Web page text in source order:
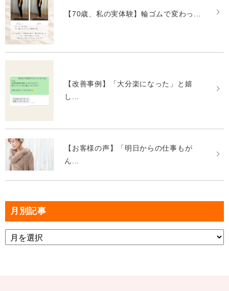
【70歳、私の実体験】輪ゴムで変わっ...
【改善事例】「大分楽になった」と嬉
し...
【お客様の声】「明日からの仕事もが
ん...
月別記事